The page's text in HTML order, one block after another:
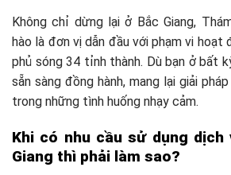
Không chỉ dừng lại ở Bắc Giang,
hào là đơn vị dẫn đầu với phạm vi
phủ sóng 34 tỉnh thành. Dù bạn ở bất
sẵn sàng đồng hành, mang lại giải
trong những tình huống nhạy cảm.
Khi có nhu cầu sử dụng
Giang thì phải làm sao?